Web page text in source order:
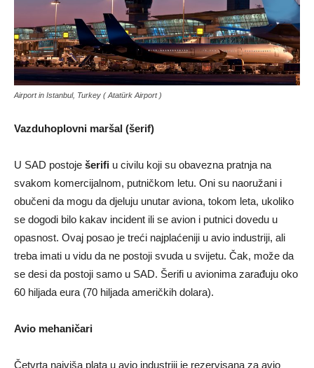
Airport in Istanbul, Turkey ( Atatürk Airport )
Vazduhoplovni maršal (šerif)
U SAD postoje šerifi u civilu koji su obavezna pratnja na
svakom komercijalnom, putničkom letu. Oni su naoružani i
obučeni da mogu da djeluju unutar aviona, tokom leta, ukoliko
se dogodi bilo kakav incident ili se avion i putnici dovedu u
opasnost. Ovaj posao je treći najplaćeniji u avio industriji, ali
treba imati u vidu da ne postoji svuda u svijetu. Čak, može da
se desi da postoji samo u SAD. Šerifi u avionima zarađuju oko
60 hiljada eura (70 hiljada američkih dolara).
Avio mehaničari
Četvrta najviša plata u avio industriji je rezervisana za avio